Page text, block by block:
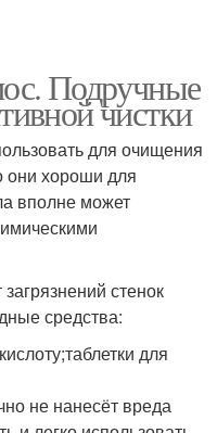
Подручные
чистки
для очищения
они хороши для
вполне может
стенок
средства:
для
не нанесёт вреда